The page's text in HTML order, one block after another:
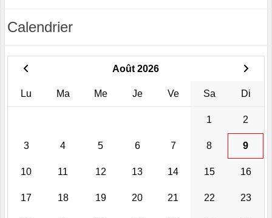
Calendrier
Août 2026
Lu Ma Me Je Ve Sa Di
1 2
3 4 5 6 7 8 9
10 11 12 13 14 15 16
17 18 19 20 21 22 23